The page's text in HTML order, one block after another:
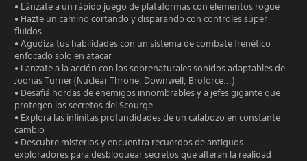
• Lánzate a un rápido juego de plataformas con elementos rogue
• Hazte un camino cortando y disparando con controles súper
fluidos
• Agudiza tus habilidades con un sistema de combate frenético
enfocado solo en atacar
• Lanzate a la acción con los sobrenaturales sonidos adaptables de
Joonas Turner (Nuclear Throne, Downwell, Broforce...)
• Desafiá hordas de enemigos innombrables y a jefes gigante que
protegen los secretos del Scourge
• Explora las infinitas profundidades de un calabozo en constante
cambio
• Descubre misterios y encuentra recuerdos de antiguos
exploradores para desbloquear secretos que alteran la realidad